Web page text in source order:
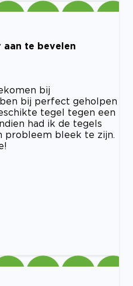
aan te bevelen
bij
bij perfect geholpen
tegel tegen een
had ik de tegels
probleem bleek te zijn.